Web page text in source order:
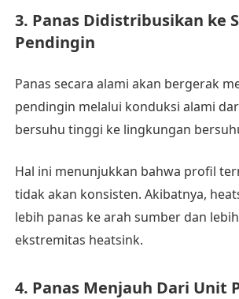
3. Panas Didistribusikan ke
Pendingin
Panas secara alami akan bergerak
pendingin melalui konduksi alami
bersuhu tinggi ke lingkungan
Hal ini menunjukkan bahwa profil
tidak akan konsisten. Akibatnya,
lebih panas ke arah sumber dan
ekstremitas heatsink.
4. Panas Menjauh Dari Unit